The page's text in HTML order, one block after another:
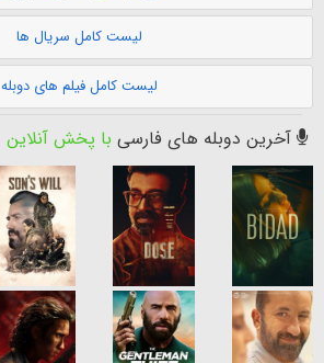
لیست کامل سریال ها
لیست کامل فیلم های دوبله
آخرین دوبله های فارسی با پخش آنلاین